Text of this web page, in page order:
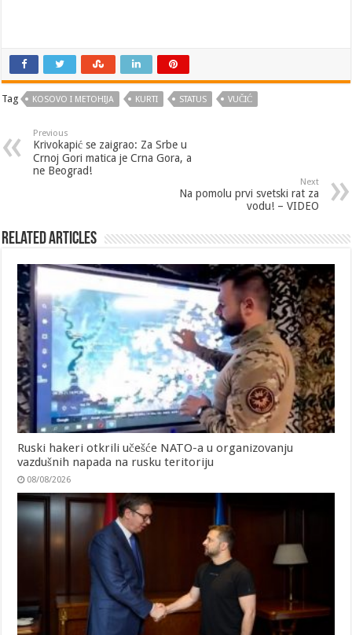
Tag KOSOVO I METOHIJA KURTI STATUS VUČIĆ
Previous
Krivokapić se zaigrao: Za Srbe u
Crnoj Gori matica je Crna Gora, a
ne Beograd!
Next
Na pomolu prvi svetski rat za
vodu! – VIDEO
Related Articles
Ruski hakeri otkrili učešće NATO-a u organizovanju
vazdušnih napada na rusku teritoriju
08/08/2026